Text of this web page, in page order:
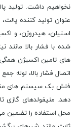
نخواهیم داشت. تولید
عنوان تولید کننده
استیلن، هیدروژن، و
شده با فشار بالا
های تامین اکسیژن
اتصال فشار بالا، لوله
فلش بک سیستم های
دهد. منیفولدهای گازی
محل استفاده را تضمین